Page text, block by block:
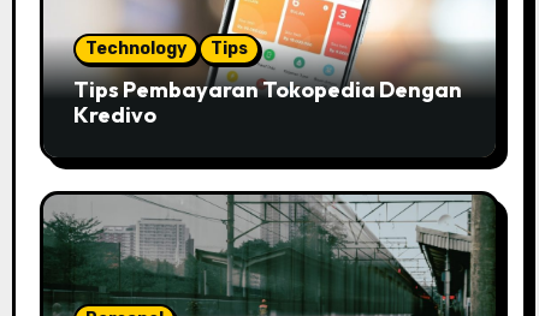
Technology Tips
Tips Pembayaran Tokopedia Dengan
Kredivo